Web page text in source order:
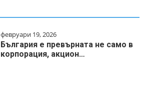
февруари 19, 2026
България е превърната не само в
корпорация, акцион…